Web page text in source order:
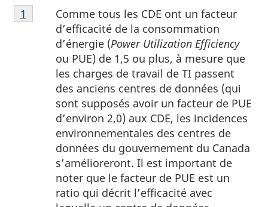
Note
de
Comme tous les CDE ont un facteur
d’efficacité de la consommation
d’énergie (Power Utilization Efficiency
ou PUE) de 1,5 ou plus, à mesure que
les charges de travail de TI passent
des anciens centres de données (qui
sont supposés avoir un facteur de PUE
d’environ 2,0) aux CDE, les incidences
environnementales des centres de
données du gouvernement du Canada
s’amélioreront. Il est important de
noter que le facteur de PUE est un
ratio qui décrit l’efficacité avec
Retour à la référence de la note de bas de page
1